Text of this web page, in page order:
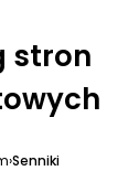
stron
›Senniki